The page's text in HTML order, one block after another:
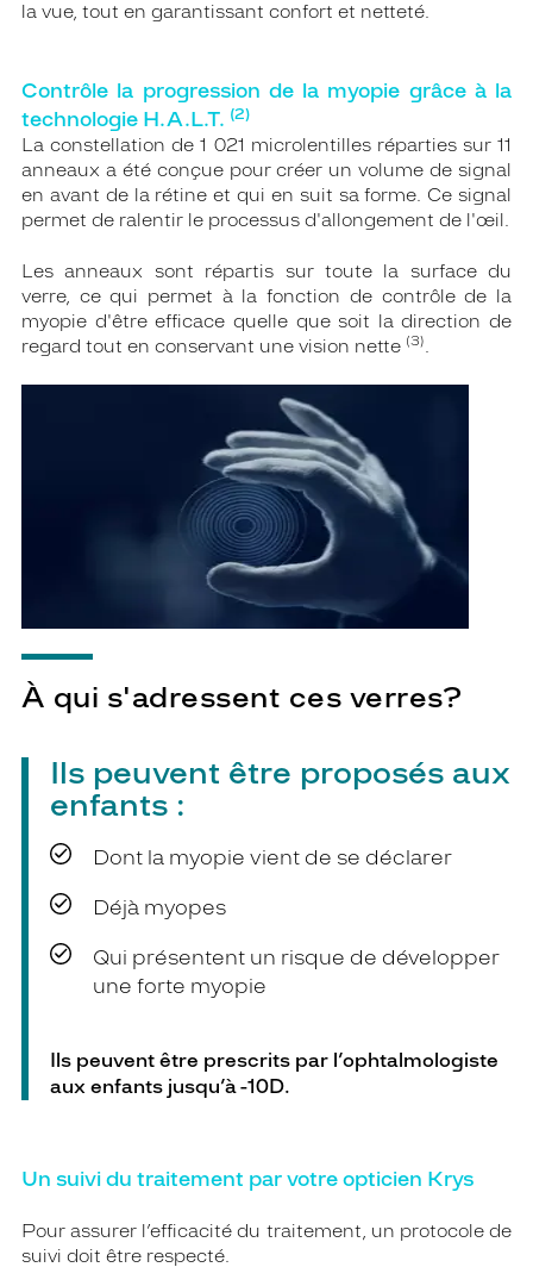
la vue, tout en garantissant confort et netteté.
Contrôle la progression de la myopie grâce à la
technologie H.A.L.T. (2)
La constellation de 1 021 microlentilles réparties sur 11
anneaux a été conçue pour créer un volume de signal
en avant de la rétine et qui en suit sa forme. Ce signal
permet de ralentir le processus d'allongement de l'œil.
Les anneaux sont répartis sur toute la surface du
verre, ce qui permet à la fonction de contrôle de la
myopie d'être efficace quelle que soit la direction de
regard tout en conservant une vision nette (3).
À qui s'adressent ces verres?
Ils peuvent être proposés aux
enfants :
Dont la myopie vient de se déclarer
Déjà myopes
Qui présentent un risque de développer
une forte myopie
Ils peuvent être prescrits par l’ophtalmologiste
aux enfants jusqu’à -10D.
Un suivi du traitement par votre opticien Krys
Pour assurer l’efficacité du traitement, un protocole de
suivi doit être respecté.